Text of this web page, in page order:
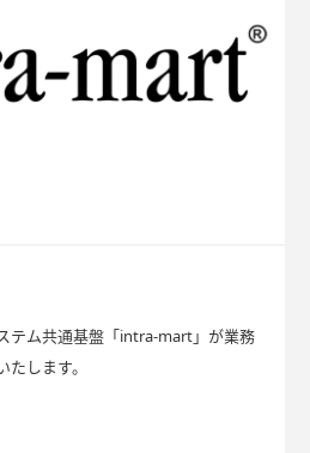
テム共通基盤「intra-mart」が業務
します。